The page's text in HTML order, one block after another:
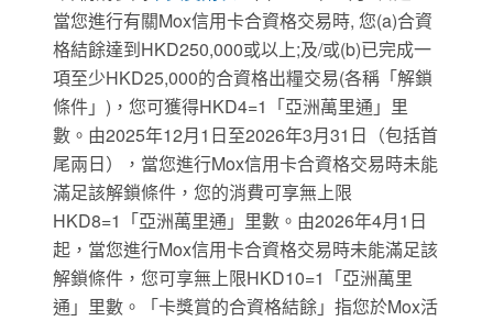
當您進行有關Mox信用卡合資格交易時, 您(a)合資
格結餘達到HKD250,000或以上;及/或(b)已完成一
項至少HKD25,000的合資格出糧交易(各稱「解鎖
條件」)，您可獲得HKD4=1「亞洲萬里通」里
數。由2025年12月1日至2026年3月31日（包括首
尾兩日），當您進行Mox信用卡合資格交易時未能
滿足該解鎖條件，您的消費可享無上限
HKD8=1「亞洲萬里通」里數。由2026年4月1日
起，當您進行Mox信用卡合資格交易時未能滿足該
解鎖條件，您可享無上限HKD10=1「亞洲萬里
通」里數。「卡獎賞的合資格結餘」指您於Mox活